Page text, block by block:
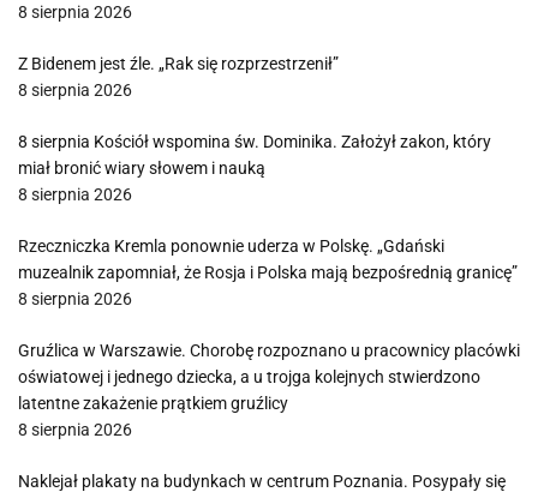
8 sierpnia 2026
Z Bidenem jest źle. „Rak się rozprzestrzenił”
8 sierpnia 2026
8 sierpnia Kościół wspomina św. Dominika. Założył zakon, który
miał bronić wiary słowem i nauką
8 sierpnia 2026
Rzeczniczka Kremla ponownie uderza w Polskę. „Gdański
muzealnik zapomniał, że Rosja i Polska mają bezpośrednią granicę”
8 sierpnia 2026
Gruźlica w Warszawie. Chorobę rozpoznano u pracownicy placówki
oświatowej i jednego dziecka, a u trojga kolejnych stwierdzono
latentne zakażenie prątkiem gruźlicy
8 sierpnia 2026
Naklejał plakaty na budynkach w centrum Poznania. Posypały się